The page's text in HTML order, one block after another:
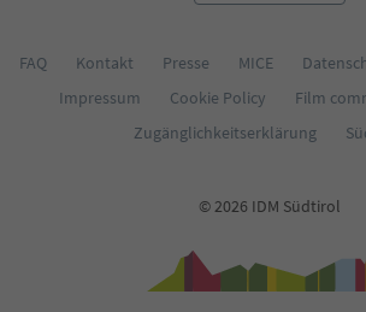
FAQ Kontakt Presse MICE
Impressum
Cookie Policy Film
Zugänglichkeitserklärung
© 2026 IDM Südtirol